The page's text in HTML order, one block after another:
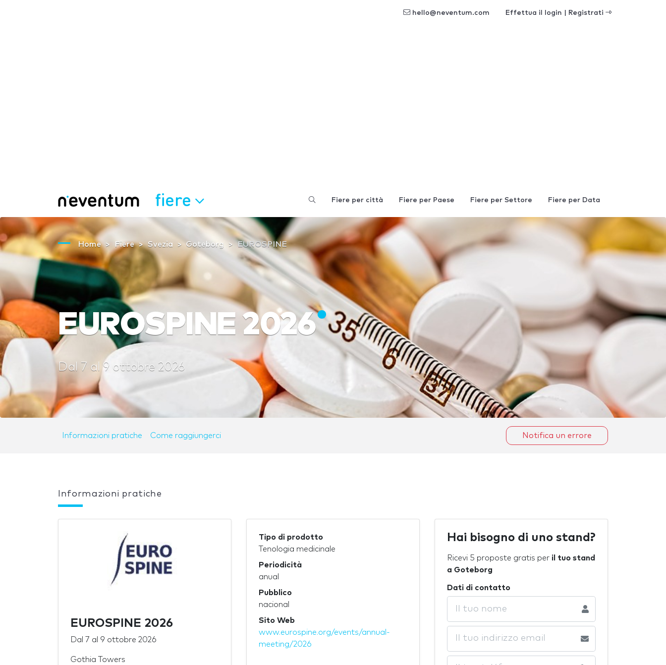
hello@neventum.com Effettua il login | Registrati
fiere Fiere per città Fiere per Paese Fiere per Settore Fiere per Data
Home Fiere Svezia Goteborg EUROSPINE
EUROSPINE 2026
Dal 7 al 9 ottobre 2026
Informazioni pratiche Come raggiungerci Notifica un errore
Informazioni pratiche
EUROSPINE 2026
Dal 7 al 9 ottobre 2026
Gothia Towers
Tipo di prodotto
Tenologia medicinale
Periodicità
anual
Pubblico
nacional
Sito Web
www.eurospine.org/events/annual-
meeting/2026
Hai bisogno di uno stand?
Ricevi 5 proposte gratis per il tuo stand
a Goteborg
Dati di contatto